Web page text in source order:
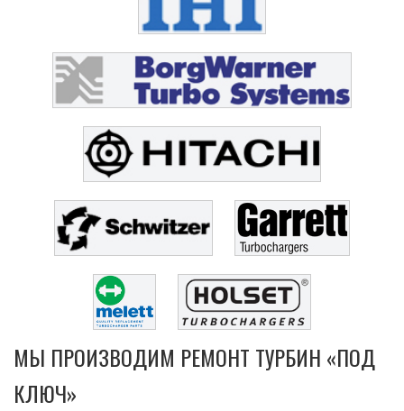
МЫ ПРОИЗВОДИМ РЕМОНТ ТУРБИН «ПОД
КЛЮЧ»